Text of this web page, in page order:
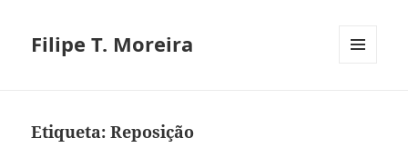
Filipe T. Moreira
Etiqueta:Reposição